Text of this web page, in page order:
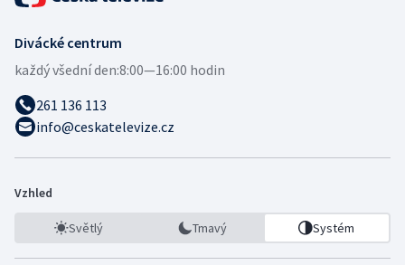
Divácké centrum
každý všední den:8:00—16:00 hodin
261 136 113
info@ceskatelevize.cz
Vzhled
Světlý Tmavý Systém